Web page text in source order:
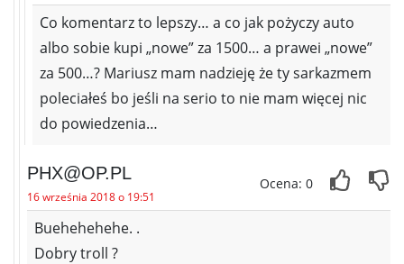
Co komentarz to lepszy… a co jak pożyczy auto
albo sobie kupi „nowe” za 1500… a prawei „nowe”
za 500…? Mariusz mam nadzieję że ty sarkazmem
poleciałeś bo jeśli na serio to nie mam więcej nic
do powiedzenia…
PHX@OP.PL
16 września 2018 o 19:51
Ocena: 0
Buehehehehe. .
Dobry troll ?